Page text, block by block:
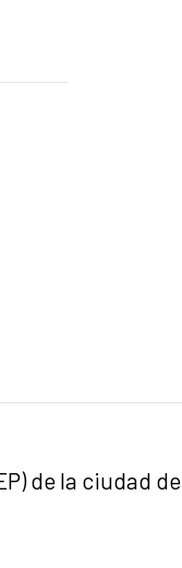
de la ciudad de